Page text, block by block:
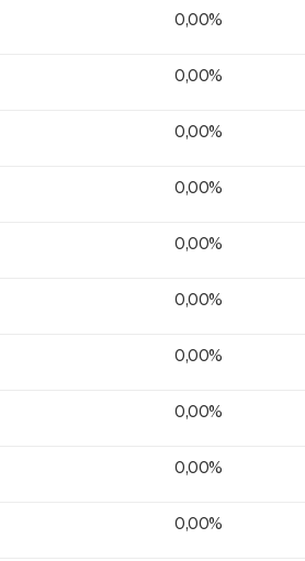
0,00%
0,00%
0,00%
0,00%
0,00%
0,00%
0,00%
0,00%
0,00%
0,00%